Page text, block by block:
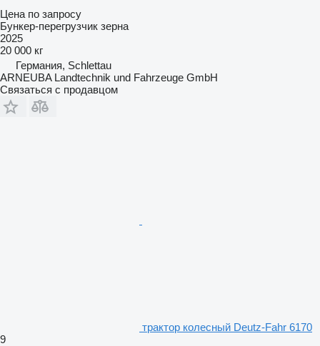
Цена по запросу
Бункер-перегрузчик зерна
2025
20 000 кг
Германия, Schlettau
ARNEUBA Landtechnik und Fahrzeuge GmbH
Связаться с продавцом
трактор колесный Deutz-Fahr 6170
9